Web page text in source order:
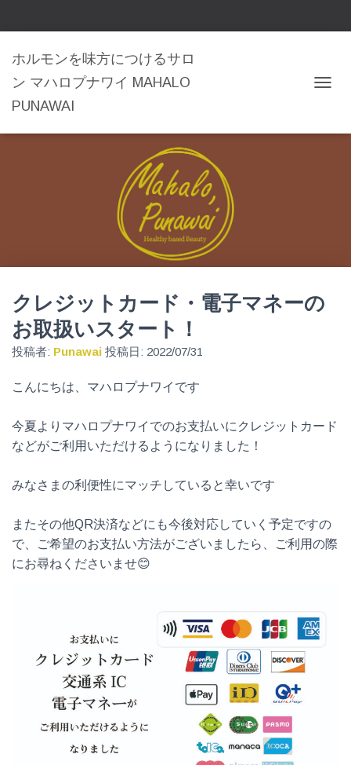
ホルモンを味方につけるサロ
ン マハロプナワイ MAHALO
PUNAWAI
クレジットカード・電子マネーの
お取扱いスタート！
投稿者: Punawai 投稿日: 2022/07/31
こんにちは、マハロプナワイです
今夏よりマハロプナワイでのお支払いにクレジットカード
などがご利用いただけるようになりました！
みなさまの利便性にマッチしていると幸いです
またその他QR決済などにも今後対応していく予定ですの
で、ご希望のお支払い方法がございましたら、ご利用の際
にお尋ねくださいませ😊